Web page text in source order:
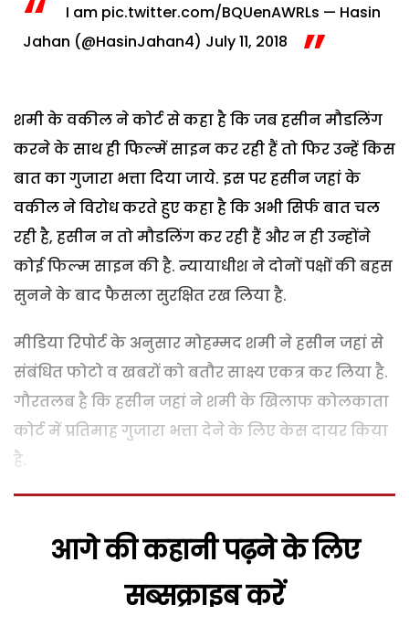
I am pic.twitter.com/BQUenAWRLs — Hasin
Jahan (@HasinJahan4) July 11, 2018
शमी के वकील ने कोर्ट से कहा है कि जब हसीन मौडलिंग
करने के साथ ही फिल्में साइन कर रही हैं तो फिर उन्हें किस
बात का गुजारा भत्ता दिया जाये. इस पर हसीन जहां के
वकील ने विरोध करते हुए कहा है कि अभी सिर्फ बात चल
रही है, हसीन न तो मौडलिंग कर रही हैं और न ही उन्होंने
कोई फिल्म साइन की है. न्यायाधीश ने दोनों पक्षों की बहस
सुनने के बाद फैसला सुरक्षित रख लिया है.
मीडिया रिपोर्ट के अनुसार मोहम्मद शमी ने हसीन जहां से
संबंधित फोटो व खबरों को बतौर साक्ष्य एकत्र कर लिया है.
गौरतलब है कि हसीन जहां ने शमी के खिलाफ कोलकाता
कोर्ट में प्रतिमाह गुजारा भत्ता देने के लिए केस दायर किया
है.
आगे की कहानी पढ़ने के लिए
सब्सक्राइब करें